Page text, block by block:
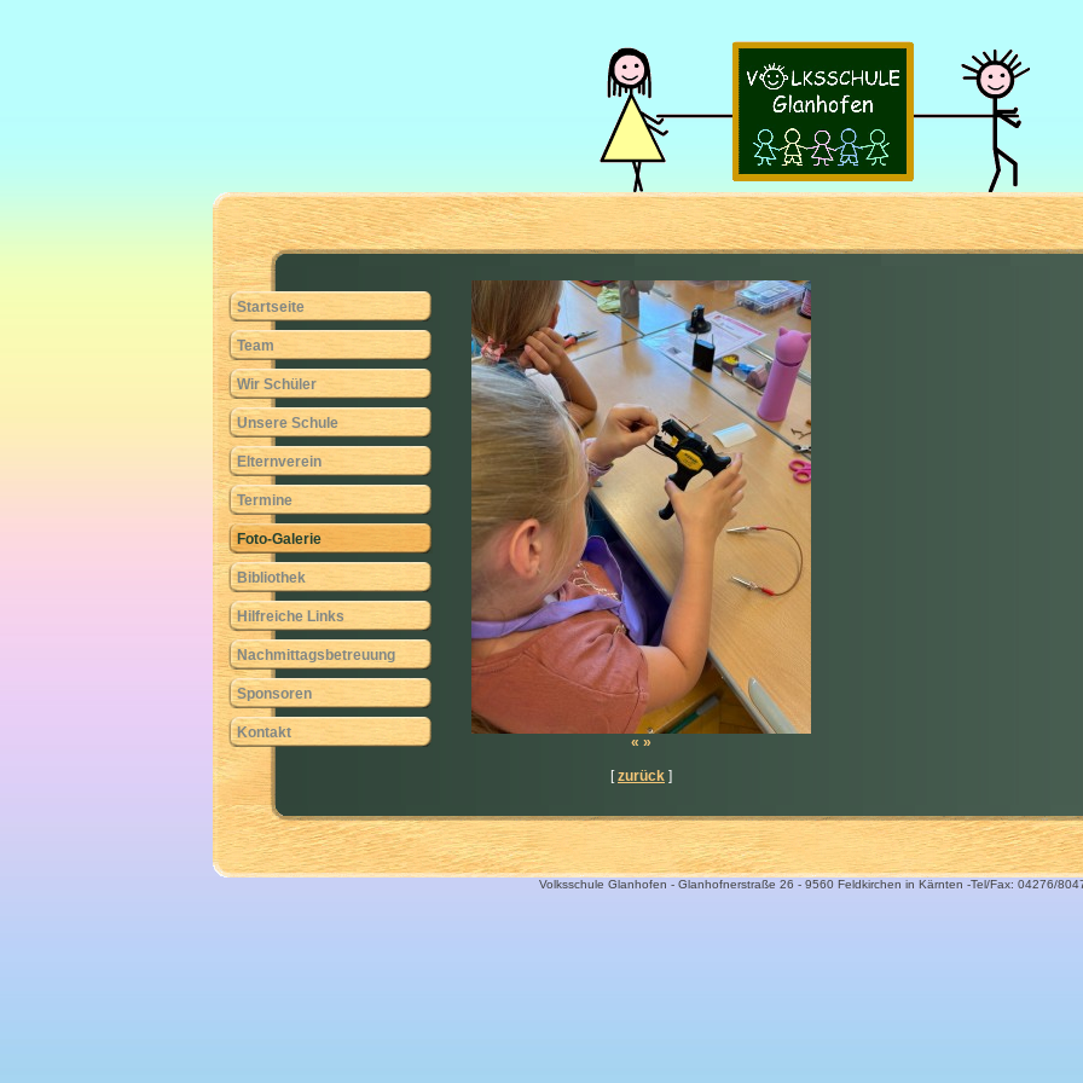
Startseite
Team
Wir Schüler
Unsere Schule
Elternverein
Termine
Foto-Galerie
Bibliothek
Hilfreiche Links
Nachmittagsbetreuung
Sponsoren
Kontakt
« »
[zurück ]
Volksschule Glanhofen - Glanhofnerstraße 26 - 9560 Feldkirchen in Kärnten -Tel/Fax: 04276/